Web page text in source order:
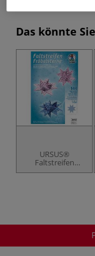
Das könnte
URSUS®
Faltstreifen
Fröbelsterne